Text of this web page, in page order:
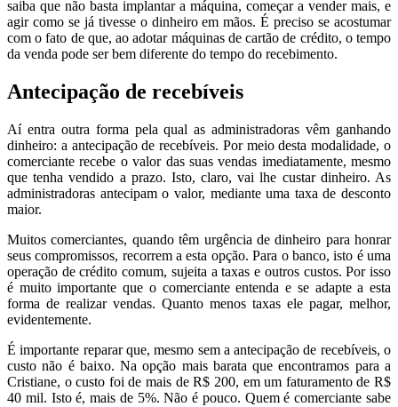
saiba que não basta implantar a máquina, começar a vender mais, e
agir como se já tivesse o dinheiro em mãos. É preciso se acostumar
com o fato de que, ao adotar máquinas de cartão de crédito, o tempo
da venda pode ser bem diferente do tempo do recebimento.
Antecipação de recebíveis
Aí entra outra forma pela qual as administradoras vêm ganhando
dinheiro: a antecipação de recebíveis. Por meio desta modalidade, o
comerciante recebe o valor das suas vendas imediatamente, mesmo
que tenha vendido a prazo. Isto, claro, vai lhe custar dinheiro. As
administradoras antecipam o valor, mediante uma taxa de desconto
maior.
Muitos comerciantes, quando têm urgência de dinheiro para honrar
seus compromissos, recorrem a esta opção. Para o banco, isto é uma
operação de crédito comum, sujeita a taxas e outros custos. Por isso
é muito importante que o comerciante entenda e se adapte a esta
forma de realizar vendas. Quanto menos taxas ele pagar, melhor,
evidentemente.
É importante reparar que, mesmo sem a antecipação de recebíveis, o
custo não é baixo. Na opção mais barata que encontramos para a
Cristiane, o custo foi de mais de R$ 200, em um faturamento de R$
40 mil. Isto é, mais de 5%. Não é pouco. Quem é comerciante sabe